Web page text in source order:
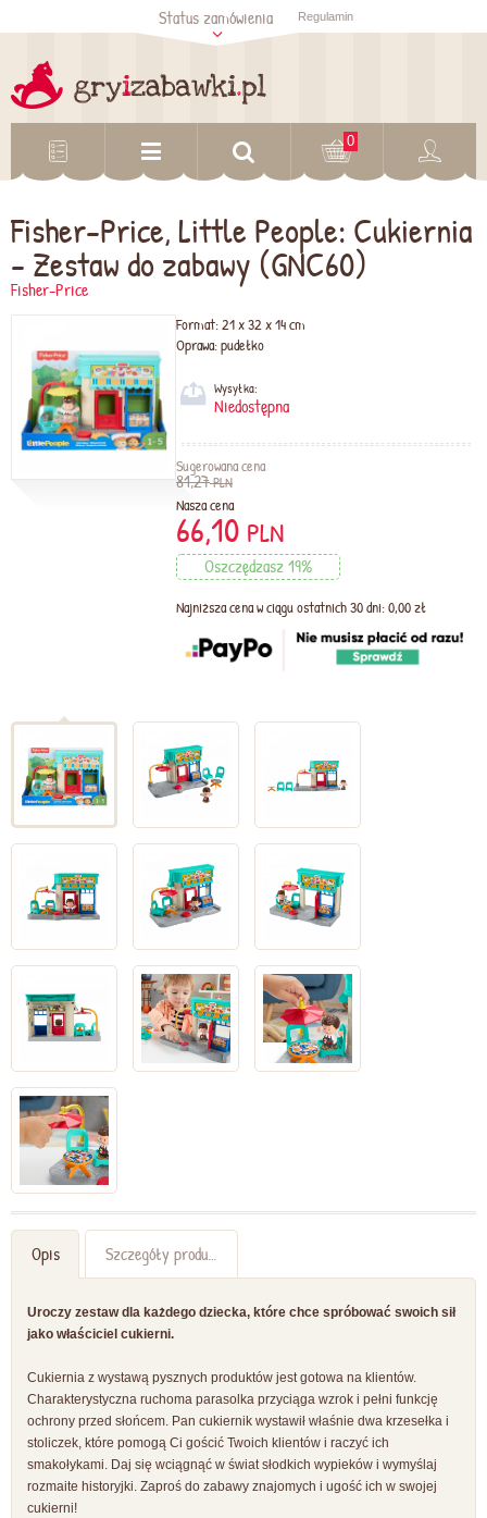
Sprawdź status
zamówienia
Status zamówienia Regulamin
0
Fisher-Price, Little People: Cukiernia
- Zestaw do zabawy (GNC60)
Fisher-Price
Format:21 x 32 x 14 cm
Oprawa:pudełko
Wysyłka:
Niedostępna
Sugerowana cena
81,27PLN
Nasza cena
66,10 PLN
Oszczędzasz 19%
Najniższa cena w ciągu ostatnich 30 dni: 0,00 zł
Opis Szczegóły produktu
Uroczy zestaw dla każdego dziecka, które chce spróbować swoich sił
jako właściciel cukierni.
Cukiernia z wystawą pysznych produktów jest gotowa na klientów.
Charakterystyczna ruchoma parasolka przyciąga wzrok i pełni funkcję
ochrony przed słońcem. Pan cukiernik wystawił właśnie dwa krzesełka i
stoliczek, które pomogą Ci gościć Twoich klientów i raczyć ich
smakołykami. Daj się wciągnąć w świat słodkich wypieków i wymyślaj
rozmaite historyjki. Zaproś do zabawy znajomych i ugość ich w swojej
cukierni!